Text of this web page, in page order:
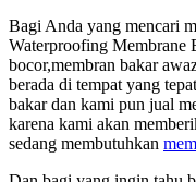
Bagi Anda yang mencari
Waterproofing Membrane
bocor,membran bakar
berada di tempat yang
bakar dan kami pun jual
karena kami akan
sedang membutuhkan